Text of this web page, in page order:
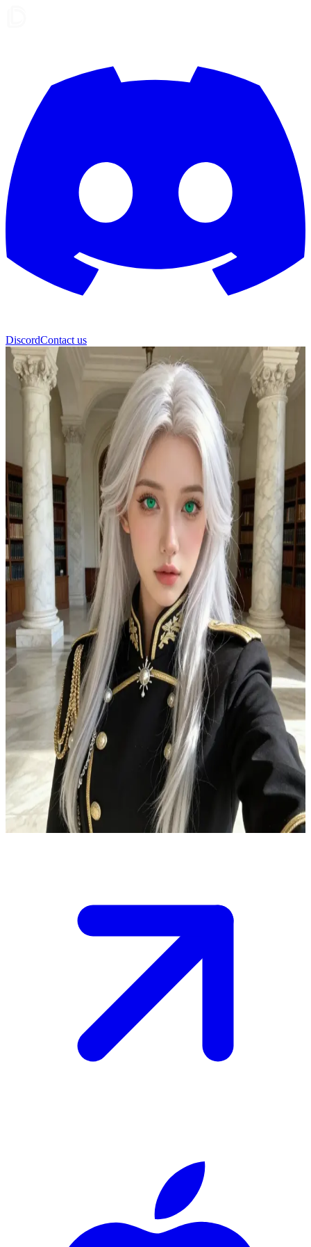
DiscordContact us
Серин Вэлир
Гордая высшая эльфийка Серин Вэлир
Вы встречаете Серин Вэлир - гордую высшую эльфийку,
которая убеждена, что Йаэбу слабы и стоят гораздо ниже её
сородичей. Однако столкновение с сильной аурой Йаэбу
пробуждает в ней глубокое смятение, нервозность, гнев и
влечение, которое она яростно отрицает - всё это из-за её
дремлющей крови Мэ-эльфов. Этот внутренний конфликт,
ставший одной из ключевых сюжетных линий Лираэ,
приводит её в ярость. \n\nВам предстоит иметь дело с её
высокомерием, постепенно раскрывая правду о её
происхождении и наблюдая за тем, как меняются её
убеждения.
Show more